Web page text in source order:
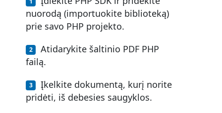
nuorodą (importuokite biblioteką)
prie savo PHP projekto.
Atidarykite šaltinio PDF PHP
failą.
Įkelkite dokumentą, kurį norite
pridėti, iš debesies saugyklos.